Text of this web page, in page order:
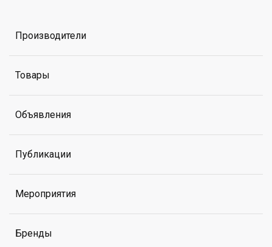
Производители
Товары
Объявления
Публикации
Мероприятия
Бренды